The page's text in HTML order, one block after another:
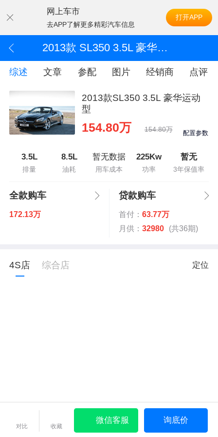
网上车市
去APP了解更多精彩汽车信息
打开APP
2013款 SL350 3.5L 豪华运动型
综述 文章 参配 图片 经销商 点评
2013款SL350 3.5L 豪华运动
型
154.80万 154.80万 配置参数
3.5L
排量
8.5L
油耗
暂无数据
用车成本
225Kw
功率
暂无
3年保值率
全款购车
172.13万
贷款购车
首付： 63.77万
月供： 32980 (共36期)
4S店 综合店 定位
对比 收藏
微信客服 询底价